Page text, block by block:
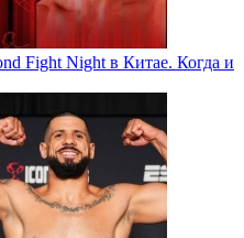
Fight Night в Китае. Когда и